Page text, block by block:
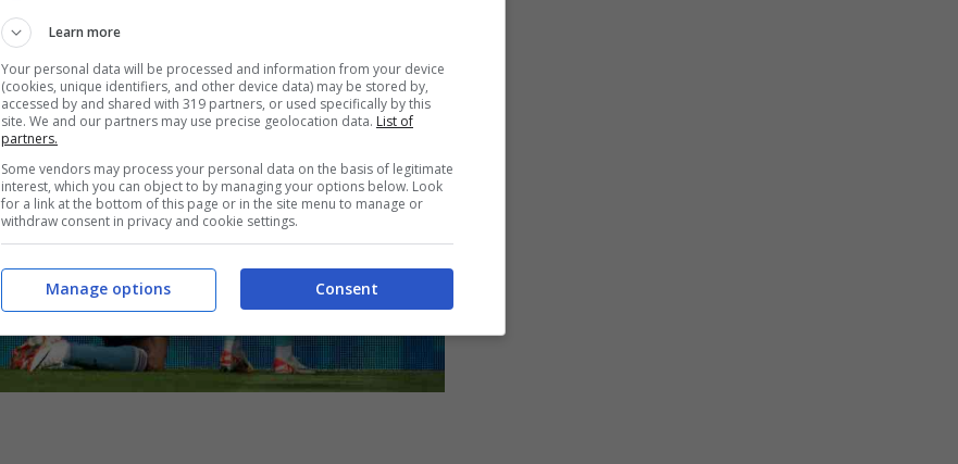
Learn more
Your personal data will be processed and information from your device
(cookies, unique identifiers, and other device data) may be stored by,
accessed by and shared with 319 partners, or used specifically by this
site. We and our partners may use precise geolocation data. List of
partners.
Some vendors may process your personal data on the basis of legitimate
interest, which you can object to by managing your options below. Look
for a link at the bottom of this page or in the site menu to manage or
withdraw consent in privacy and cookie settings.
Consent
Manage options